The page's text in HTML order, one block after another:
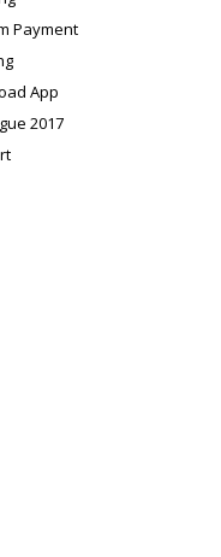
Payment
App
2017